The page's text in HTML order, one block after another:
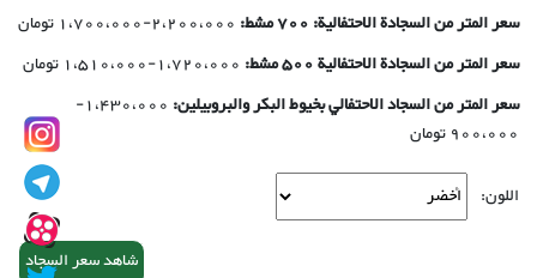
سعر المتر من السجادة الاحتفالية: 700 مشط:
2،200،000-1،700،000 تومان
سعر المتر من السجادة الاحتفالية 500 مشط:
1،720،000-1،510،000 تومان
سعر المتر من السجاد الاحتفالي بخيوط البكر والبروبيلين:
1،430،000-
900،000 تومان
اللون:
شاهد سعر السجاد